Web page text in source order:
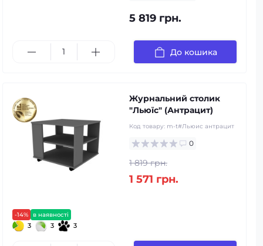
5 819 грн.
До кошика
-14% в наявності
3 3 3
Журнальний столик
"Льюїс" (Антрацит)
Код товару: m-t#Льюис антрацит
0
1 819 грн.
1 571 грн.